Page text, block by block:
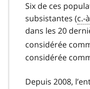
Six de ces
subsistantes (c.-
dans les 20
considérée
considérée
Depuis 2008,